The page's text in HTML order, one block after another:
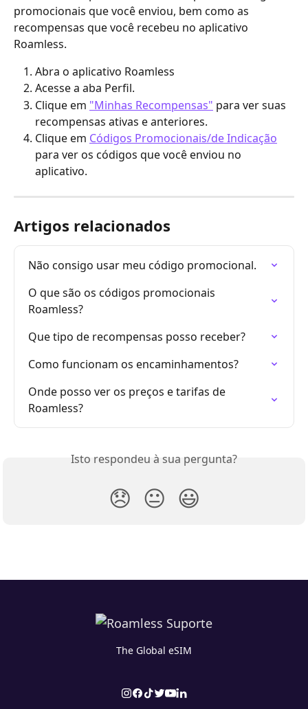
promocionais que você enviou, bem como as
recompensas que você recebeu no aplicativo
Roamless.
Abra o aplicativo Roamless
Acesse a aba Perfil.
Clique em "Minhas Recompensas" para ver suas
recompensas ativas e anteriores.
Clique em Códigos Promocionais/de Indicação
para ver os códigos que você enviou no
aplicativo.
Artigos relacionados
Não consigo usar meu código promocional.
O que são os códigos promocionais
Roamless?
Que tipo de recompensas posso receber?
Como funcionam os encaminhamentos?
Onde posso ver os preços e tarifas de
Roamless?
Isto respondeu à sua pergunta?
😞 😐 😃
The Global eSIM